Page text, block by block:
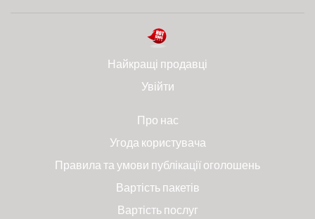
Найкращі продавці
Увійти
Про нас
Угода користувача
Правила та умови публікації оголошень
Вартість пакетів
Вартість послуг